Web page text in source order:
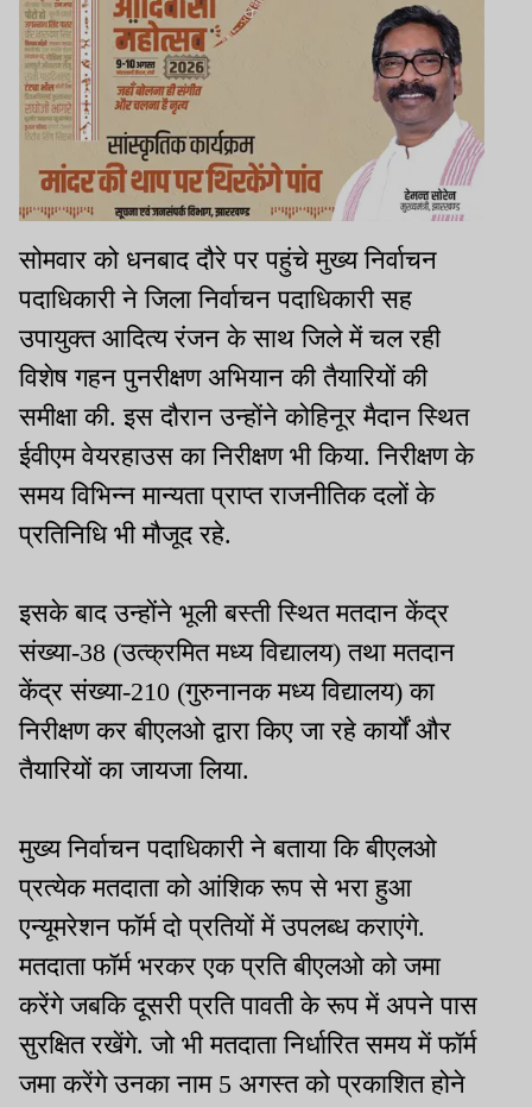
सोमवार को धनबाद दौरे पर पहुंचे मुख्य निर्वाचन
पदाधिकारी ने जिला निर्वाचन पदाधिकारी सह
उपायुक्त आदित्य रंजन के साथ जिले में चल रही
विशेष गहन पुनरीक्षण अभियान की तैयारियों की
समीक्षा की. इस दौरान उन्होंने कोहिनूर मैदान स्थित
ईवीएम वेयरहाउस का निरीक्षण भी किया. निरीक्षण के
समय विभिन्न मान्यता प्राप्त राजनीतिक दलों के
प्रतिनिधि भी मौजूद रहे.
इसके बाद उन्होंने भूली बस्ती स्थित मतदान केंद्र
संख्या-38 (उत्क्रमित मध्य विद्यालय) तथा मतदान
केंद्र संख्या-210 (गुरुनानक मध्य विद्यालय) का
निरीक्षण कर बीएलओ द्वारा किए जा रहे कार्यों और
तैयारियों का जायजा लिया.
मुख्य निर्वाचन पदाधिकारी ने बताया कि बीएलओ
प्रत्येक मतदाता को आंशिक रूप से भरा हुआ
एन्यूमरेशन फॉर्म दो प्रतियों में उपलब्ध कराएंगे.
मतदाता फॉर्म भरकर एक प्रति बीएलओ को जमा
करेंगे जबकि दूसरी प्रति पावती के रूप में अपने पास
सुरक्षित रखेंगे. जो भी मतदाता निर्धारित समय में फॉर्म
जमा करेंगे उनका नाम 5 अगस्त को प्रकाशित होने